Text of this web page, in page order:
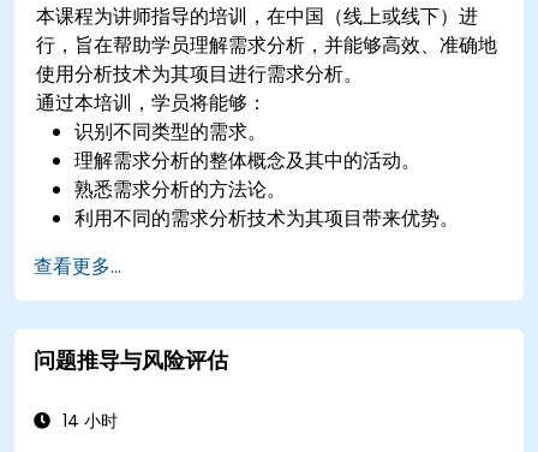
本课程为讲师指导的培训，在中国（线上或线下）进
行，旨在帮助学员理解需求分析，并能够高效、准确地
使用分析技术为其项目进行需求分析。
通过本培训，学员将能够：
识别不同类型的需求。
理解需求分析的整体概念及其中的活动。
熟悉需求分析的方法论。
利用不同的需求分析技术为其项目带来优势。
构师和开发人员高效沟通。
查看更多...
问题推导与风险评估
14 小时